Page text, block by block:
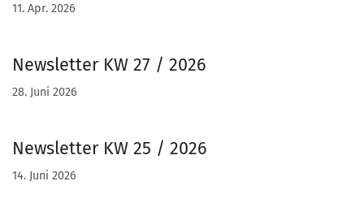
11. Apr. 2026
Newsletter KW 27 / 2026
28. Juni 2026
Newsletter KW 25 / 2026
14. Juni 2026